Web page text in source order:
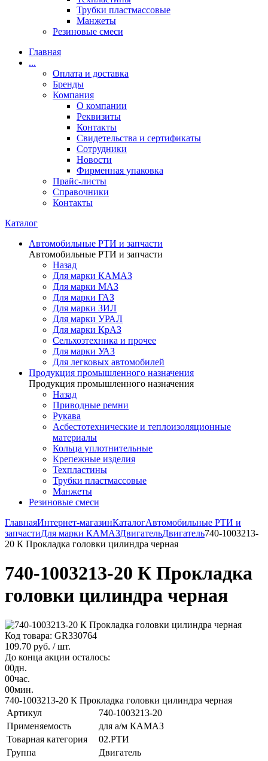
Трубки пластмассовые
Манжеты
Резиновые смеси
Главная
...
Оплата и доставка
Бренды
Компания
О компании
Реквизиты
Контакты
Свидетельства и сертификаты
Сотрудники
Новости
Фирменная упаковка
Прайс-листы
Справочники
Контакты
Каталог
Автомобильные РТИ и запчасти
Автомобильные РТИ и запчасти
Назад
Для марки КАМАЗ
Для марки МАЗ
Для марки ГАЗ
Для марки ЗИЛ
Для марки УРАЛ
Для марки КрАЗ
Сельхозтехника и прочее
Для марки УАЗ
Для легковых автомобилей
Продукция промышленного назначения
Продукция промышленного назначения
Назад
Приводные ремни
Рукава
Асбестотехнические и теплоизоляционные
материалы
Кольца уплотнительные
Крепежные изделия
Техпластины
Трубки пластмассовые
Манжеты
Резиновые смеси
ГлавнаяИнтернет-магазинКаталогАвтомобильные РТИ и
запчастиДля марки КАМАЗДвигательДвигатель740-1003213-
20 К Прокладка головки цилиндра черная
740-1003213-20 К Прокладка
головки цилиндра черная
Код товара: GR330764
109.70 руб. / шт.
До конца акции осталось:
00дн.
00час.
00мин.
740-1003213-20 К Прокладка головки цилиндра черная
Артикул
740-1003213-20
Применяемость
для а/м КАМАЗ
Товарная категория
02.РТИ
Группа
Двигатель